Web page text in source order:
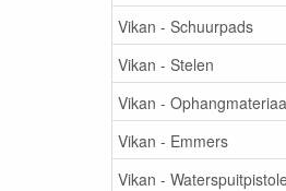
Vikan - Schuurpads
Vikan - Stelen
Vikan -
Vikan - Emmers
Vikan -